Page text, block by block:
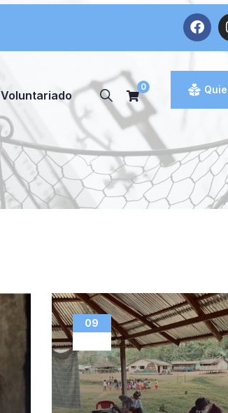
Voluntariado
0
09